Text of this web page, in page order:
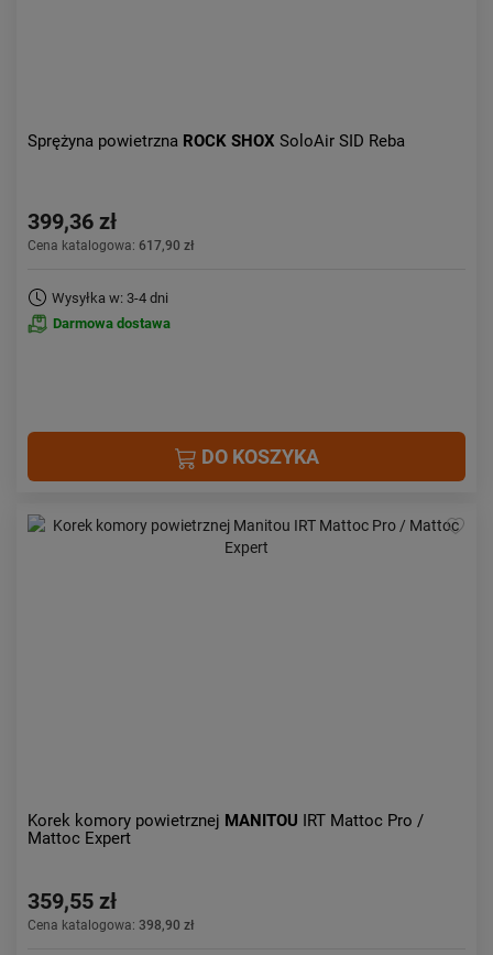
Sprężyna powietrzna ROCK SHOX SoloAir SID Reba
399,36 zł
Cena katalogowa: 617,90 zł
Wysyłka w: 3-4 dni
Darmowa dostawa
DO KOSZYKA
Korek komory powietrznej MANITOU IRT Mattoc Pro /
Mattoc Expert
359,55 zł
Cena katalogowa: 398,90 zł